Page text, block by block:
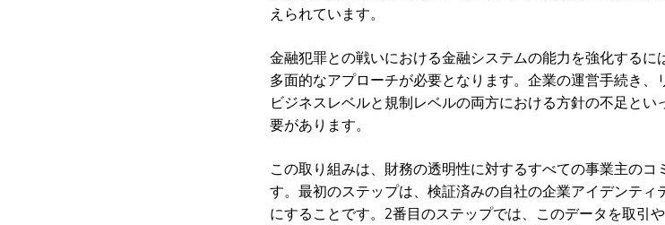
えられています。
金融犯罪との戦いにおける金融システムの能力を強化するに
多面的なアプローチが必要となります。企業の運営手続き、
ビジネスレベルと規制レベルの両方における方針の不足と
要があります。
この取り組みは、財務の透明性に対するすべての事業主のコ
す。最初のステップは、検証済みの自社の企業アイデンティ
にすることです。2番目のステップでは、このデータを取引